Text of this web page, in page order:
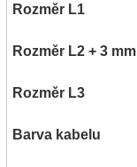
Rozměr L1
Rozměr L2 + 3 mm
Rozměr L3
Barva kabelu